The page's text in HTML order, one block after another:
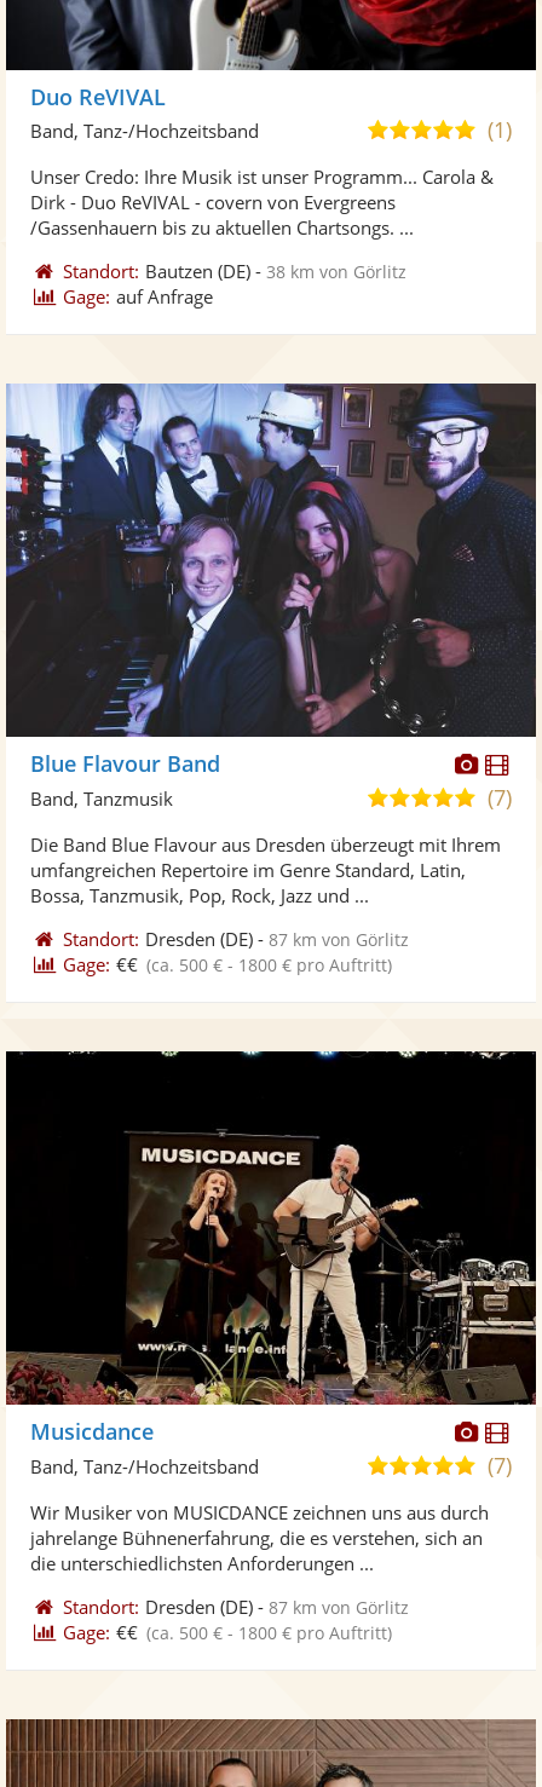
Duo ReVIVAL
4,8
5
(1)
Band, Tanz-/Hochzeitsband
Unser Credo: Ihre Musik ist unser Programm... Carola &
Dirk - Duo ReVIVAL - covern von Evergreens
/Gassenhauern bis zu aktuellen Chartsongs. ...
Standort: Bautzen (DE) -38 km von Görlitz
Gage: auf Anfrage
Fotos
Blue Flavour Band
5,0
5
(7)
Band, Tanzmusik
Die Band Blue Flavour aus Dresden überzeugt mit Ihrem
umfangreichen Repertoire im Genre Standard, Latin,
Bossa, Tanzmusik, Pop, Rock, Jazz und ...
Standort: Dresden (DE) -87 km von Görlitz
Gage: €€ (ca. 500 € - 1800 € pro Auftritt)
Fotos
Musicdance
5,0
5
(7)
Band, Tanz-/Hochzeitsband
Wir Musiker von MUSICDANCE zeichnen uns aus durch
jahrelange Bühnenerfahrung, die es verstehen, sich an
die unterschiedlichsten Anforderungen ...
Standort: Dresden (DE) -87 km von Görlitz
Gage: €€ (ca. 500 € - 1800 € pro Auftritt)